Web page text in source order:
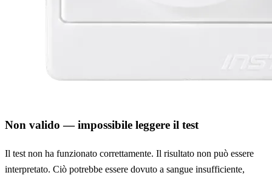
Non valido — impossibile leggere il test
Il test non ha funzionato correttamente. Il risultato non può essere
interpretato. Ciò potrebbe essere dovuto a sangue insufficiente,